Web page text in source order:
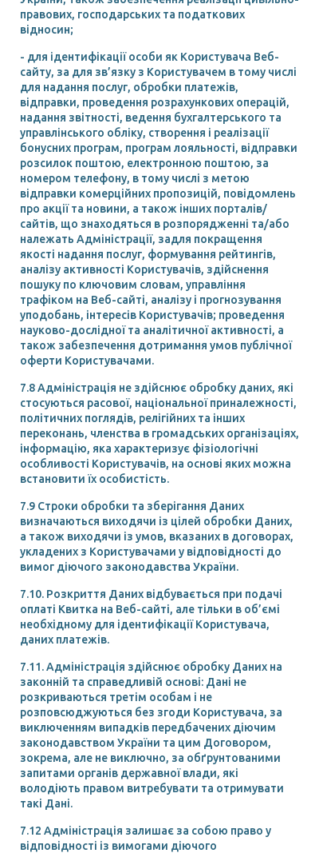
правових, господарських та податкових
відносин;
- для ідентифікації особи як Користувача Веб-
сайту, за для зв’язку з Користувачем в тому числі
для надання послуг, обробки платежів,
відправки, проведення розрахункових операцій,
надання звітності, ведення бухгалтерського та
управлінського обліку, створення і реалізації
бонусних програм, програм лояльності, відправки
розсилок поштою, електронною поштою, за
номером телефону, в тому числі з метою
відправки комерційних пропозицій, повідомлень
про акції та новини, а також інших порталів/
сайтів, що знаходяться в розпорядженні та/або
належать Адміністрації, задля покращення
якості надання послуг, формування рейтингів,
аналізу активності Користувачів, здійснення
пошуку по ключовим словам, управління
трафіком на Веб-сайті, аналізу і прогнозування
уподобань, інтересів Користувачів; проведення
науково-дослідної та аналітичної активності, а
також забезпечення дотримання умов публічної
оферти Користувачами.
7.8 Адміністрація не здійснює обробку даних, які
стосуються расової, національної приналежності,
політичних поглядів, релігійних та інших
переконань, членства в громадських організаціях,
інформацію, яка характеризує фізіологічні
особливості Користувачів, на основі яких можна
встановити їх особистість.
7.9 Строки обробки та зберігання Даних
визначаються виходячи із цілей обробки Даних,
а також виходячи із умов, вказаних в договорах,
укладених з Користувачами у відповідності до
вимог діючого законодавства України.
7.10. Розкриття Даних відбувається при подачі
оплаті Квитка на Веб-сайті, але тільки в об’ємі
необхідному для ідентифікації Користувача,
даних платежів.
7.11. Адміністрація здійснює обробку Даних на
законній та справедливій основі: Дані не
розкриваються третім особам і не
розповсюджуються без згоди Користувача, за
виключенням випадків передбачених діючим
законодавством України та цим Договором,
зокрема, але не виключно, за обґрунтованими
запитами органів державної влади, які
володіють правом витребувати та отримувати
такі Дані.
7.12 Адміністрація залишає за собою право у
відповідності із вимогами діючого